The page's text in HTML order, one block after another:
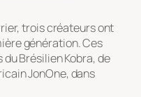
trois créateurs ont
génération. Ces
Brésilien Kobra, de
JonOne, dans